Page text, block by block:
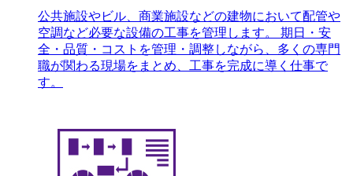
公共施設やビル、商業施設などの建物において配管や
空調など必要な設備の工事を管理します。 期日・安
全・品質・コストを管理・調整しながら、多くの専門
職が関わる現場をまとめ、工事を完成に導く仕事で
す。